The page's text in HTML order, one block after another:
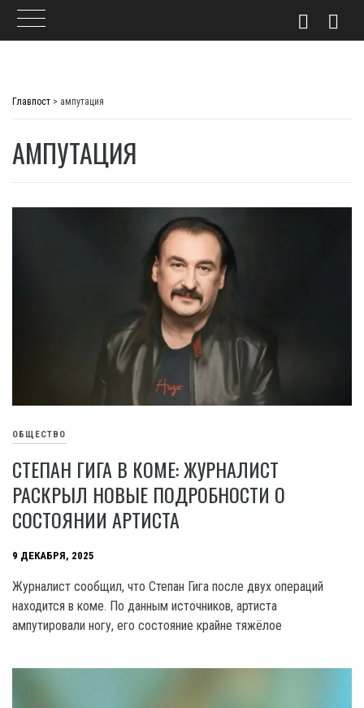
Главпост > ампутация
АМПУТАЦИЯ
ОБЩЕСТВО
СТЕПАН ГИГА В КОМЕ: ЖУРНАЛИСТ
РАСКРЫЛ НОВЫЕ ПОДРОБНОСТИ О
СОСТОЯНИИ АРТИСТА
9 ДЕКАБРЯ, 2025
Журналист сообщил, что Степан Гига после двух операций
находится в коме. По данным источников, артиста
ампутировали ногу, его состояние крайне тяжёлое